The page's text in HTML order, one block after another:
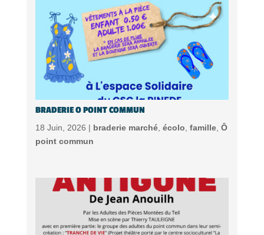
BRADERIE O POINT COMMUN
18 Juin, 2026 | braderie marché, écolo, famille, Ô
point commun